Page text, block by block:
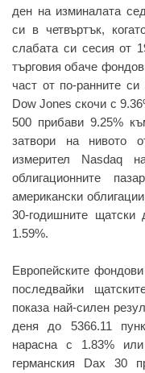
ден на изминалата
си в четвъртък,
слабата си сесия от
търговия обаче
част от по-ранните
Dow Jones скочи с
500 прибави 9.25%
затвори на нивото
измерител Nasdaq
облигационните
американски
30-годишните
1.59%.
Европейските
последвайки
показа най-силен
деня до 5366.11
нарасна с 1.83%
германския Dax 30